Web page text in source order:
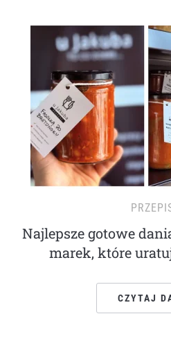
Najlepsze gotowe
marek, które
CZYTAJ